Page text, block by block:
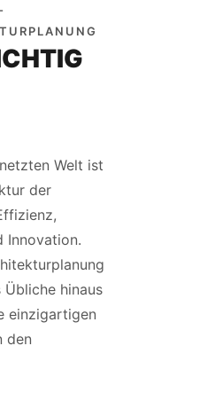
Welt ist
der
Innovation.
hinaus
einzigartigen
den